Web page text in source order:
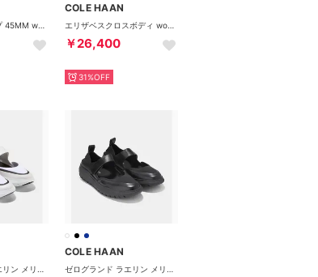
COLE HAAN
￥26,400
31%OFF
COLE HAAN